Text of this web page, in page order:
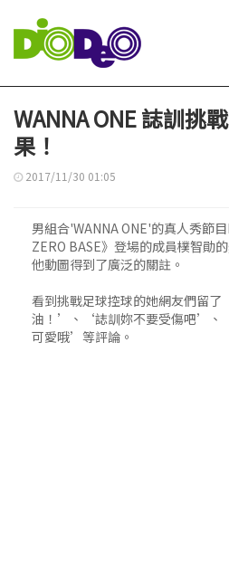
WANNA ONE 誌訓挑
果！
2017/11/30 01:05
男組合'WANNA ONE'的真人秀節
ZERO BASE》登場的成員樸智勛
他動圖得到了廣泛的關註。
看到挑戰足球控球的她網友們留
油！’、‘誌訓妳不要受傷吧’、
可愛哦’等評論。